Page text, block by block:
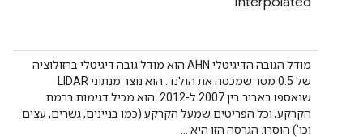
מודל הגובה הדיגיטלי AHN הוא מודל גובה דיגיטלי ברזולוציה
של 0.5 מטר שמכסה את הולנד. הוא נוצר מנתוני LIDAR
שנאספו באביב בין 2007 ל-2012. הוא מכיל דגימות ברמת
הקרקע, וכל הפריטים שמעל הקרקע (כמו בניינים, גשרים, עצים
וכו') הוסרו. הגרסה הזו היא …